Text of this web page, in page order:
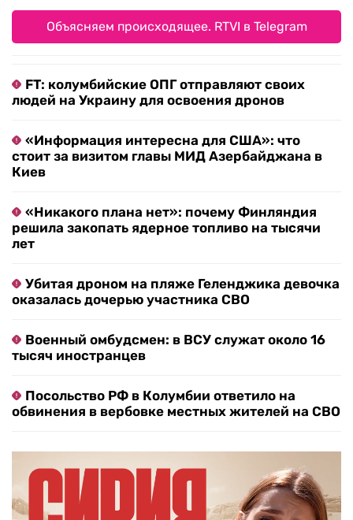
Объясняем происходящее. RTVI в Telegram
FT: колумбийские ОПГ отправляют своих
людей на Украину для освоения дронов
«Информация интересна для США»: что
стоит за визитом главы МИД Азербайджана в
Киев
«Никакого плана нет»: почему Финляндия
решила закопать ядерное топливо на тысячи
лет
Убитая дроном на пляже Геленджика девочка
оказалась дочерью участника СВО
Военный омбудсмен: в ВСУ служат около 16
тысяч иностранцев
Посольство РФ в Колумбии ответило на
обвинения в вербовке местных жителей на СВО